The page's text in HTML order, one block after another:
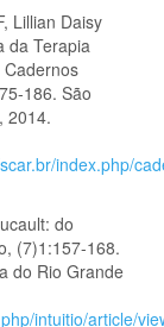
Lillian Daisy
da Terapia
186. São
2014.
index.php/
do
(7)1:157-168.
do Rio Grande
intuitio/article/